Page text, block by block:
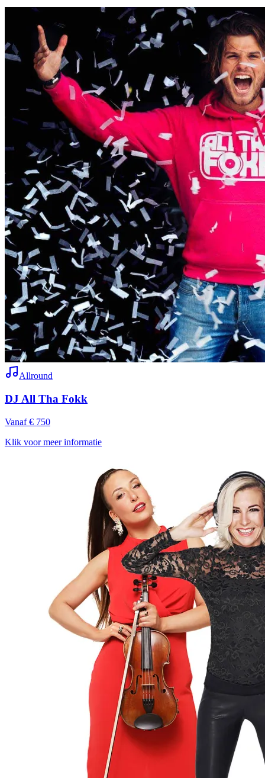
Allround
DJ All Tha Fokk
Vanaf € 750
Klik voor meer informatie